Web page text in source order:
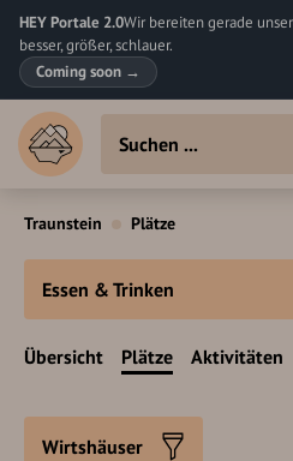
HEY Portale 2.0Wir bereiten gerade
besser, größer, schlauer.
Coming soon →
Traunstein Plätze
Essen & Trinken
Übersicht Plätze Aktivitäten
Wirtshäuser